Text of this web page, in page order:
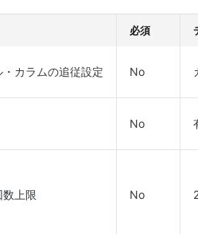
必須
カラムの追従設定 No
No
数上限 No